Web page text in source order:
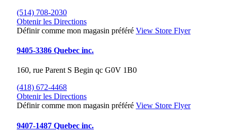
(514) 708-2030
Obtenir les Directions
Définir comme mon magasin préféré View Store Flyer
9405-3386 Quebec inc.
160, rue Parent S Begin qc G0V 1B0
(418) 672-4468
Obtenir les Directions
Définir comme mon magasin préféré View Store Flyer
9407-1487 Quebec inc.